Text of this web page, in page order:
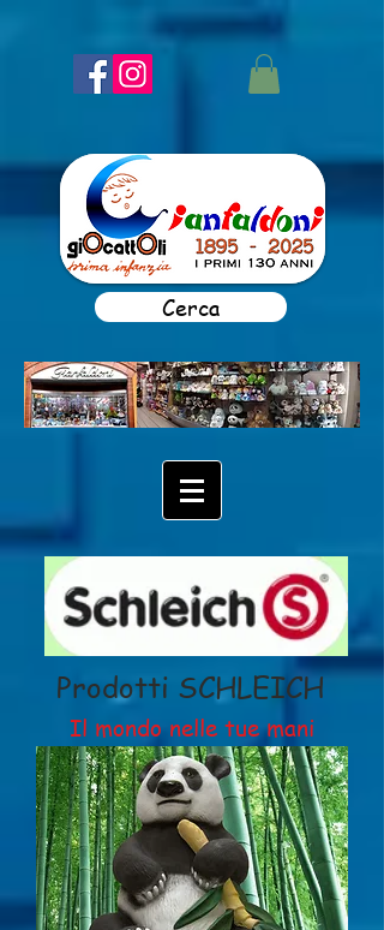
Cerca
Prodotti SCHLEICH
Il mondo nelle tue mani